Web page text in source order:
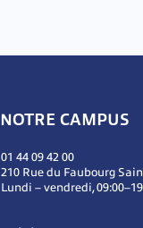
NOTRE CAMPUS
01 44 09 42 00
210 Rue du Faubourg
Lundi – vendredi,